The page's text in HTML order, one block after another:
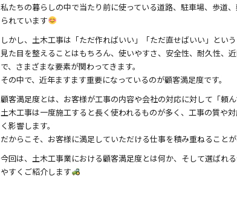
私たちの暮らしの中で当たり前に使っている道路、駐車場、歩道
られています
しかし、土木工事は「ただ作ればいい」「ただ直せばいい」という
見た目を整えることはもちろん、使いやすさ、安全性、耐久性、
で、さまざまな要素が関わってきます。
その中で、近年ますます重要になっているのが顧客満足度です。
顧客満足度とは、お客様が工事の内容や会社の対応に対して「頼
土木工事は一度施工すると長く使われるものが多く、工事の質や
く影響します。
だからこそ、お客様に満足していただける仕事を積み重ねること
今回は、土木工事業における顧客満足度とは何か、そして選ばれ
やすくご紹介します